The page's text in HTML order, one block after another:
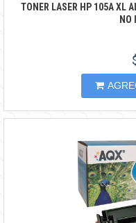
TONER LASER HP 105A XL
NO